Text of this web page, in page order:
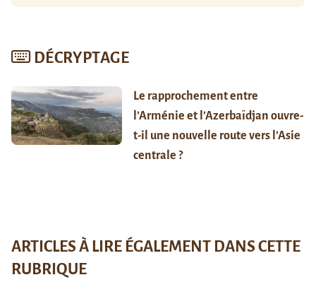
DÉCRYPTAGE
Le rapprochement entre
l’Arménie et l’Azerbaïdjan ouvre-
t-il une nouvelle route vers l’Asie
centrale ?
ARTICLES À LIRE ÉGALEMENT DANS CETTE
RUBRIQUE